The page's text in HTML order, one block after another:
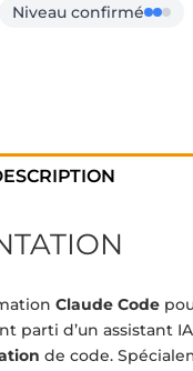
Niveau confirmé
Claude Code
parti d’un assistant
de code.